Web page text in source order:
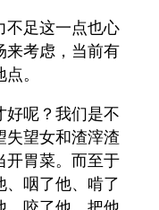
不足这一点也心
来考虑，当前有
。
好呢？我们是不
失望女和渣滓渣
开胃菜。而至于
咽了他、啃了